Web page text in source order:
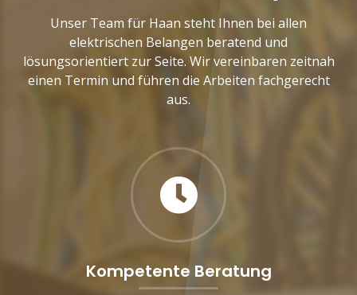
Unser Team für Haan steht Ihnen bei allen
elektrischen Belangen beratend und
lösungsorientiert zur Seite. Wir vereinbaren zeitnah
einen Termin und führen die Arbeiten fachgerecht
aus.
Kompetente Beratung